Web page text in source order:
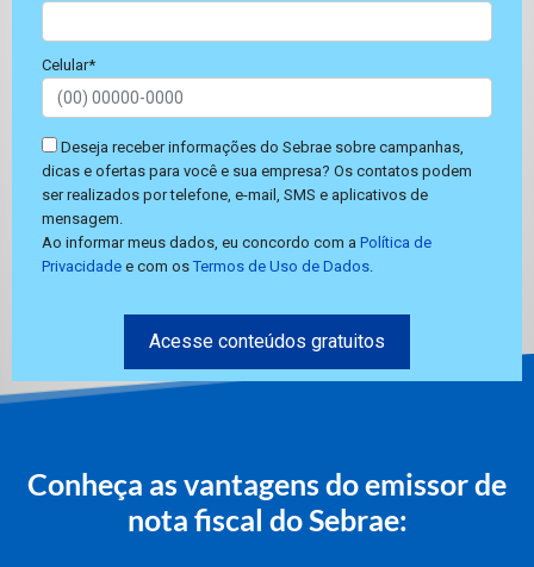
Celular*
Deseja receber informações do Sebrae sobre campanhas,
dicas e ofertas para você e sua empresa? Os contatos podem
ser realizados por telefone, e-mail, SMS e aplicativos de
mensagem.
Ao informar meus dados, eu concordo com a Política de
Privacidade e com os Termos de Uso de Dados.
Acesse conteúdos gratuitos
Conheça as vantagens do emissor de
nota fiscal do Sebrae: